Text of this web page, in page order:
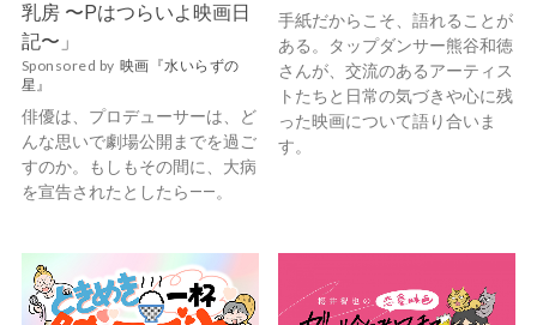
乳房 〜Pはつらいよ映画日
記〜」
Sponsored by 映画『水いらずの
星』
俳優は、プロデューサーは、ど
んな思いで劇場公開までを過ご
すのか。もしもその間に、大病
を宣告されたとしたら——。
手紙だからこそ、語れることが
ある。タップダンサー熊谷和徳
さんが、交流のあるアーティス
トたちと日常の気づきや心に残
った映画について語り合いま
す。